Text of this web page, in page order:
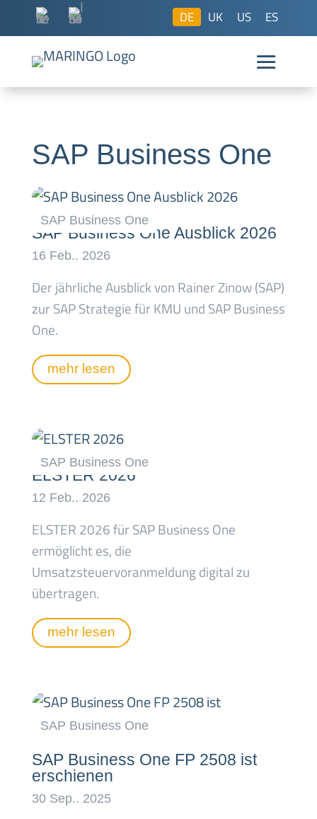
DE UK US ES
SAP Business One
SAP Business One Ausblick 2026
Der jährliche Ausblick von Rainer Zinow (SAP)
zur SAP Strategie für KMU und SAP Business
One.
mehr lesen
ELSTER 2026
ELSTER 2026 für SAP Business One
ermöglicht es, die
Umsatzsteuervoranmeldung digital zu
übertragen.
mehr lesen
SAP Business One FP 2508 ist
erschienen